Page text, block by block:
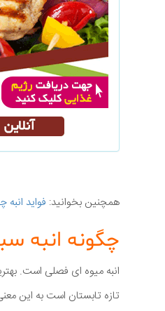
همچنین بخوانید: فواید
چگونه انبه
انبه میوه ای فصلی است.
تازه تابستان است به این